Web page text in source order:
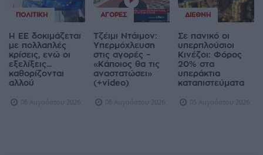
ΠΟΛΙΤΙΚΉ
Η ΕΕ δοκιμάζεται
με πολλαπλές
κρίσεις, ενώ οι
εξελίξεις...
καθορίζονται
αλλού
06 Αυγούστου 2026
ΑΓΟΡΈΣ
Τζέιμι Ντάιμον:
Υπερμόχλευση
στις αγορές –
«Κάποιος θα τις
αναστατώσει»
(+video)
06 Αυγούστου 2026
ΔΙΕΘΝΉ
Σε πανικό οι
υπερπλούσιοι
Κινέζοι: Φόρος
20% στα
υπεράκτια
καταπιστεύματα
05 Αυγούστου 2026